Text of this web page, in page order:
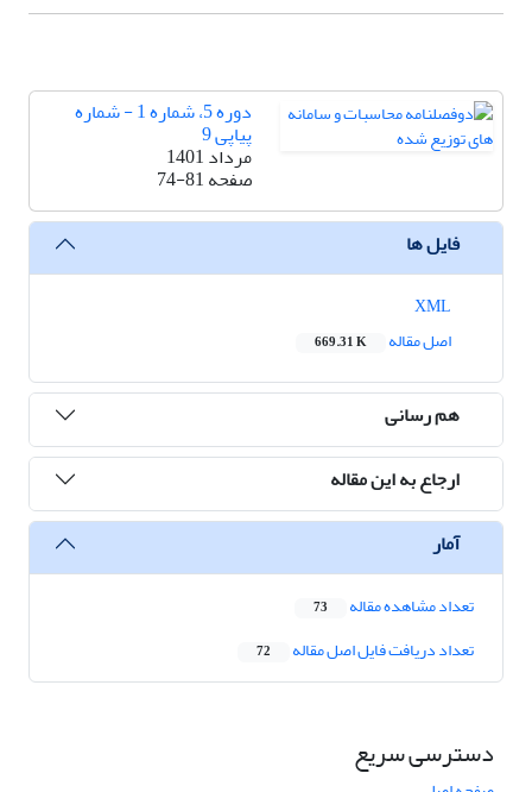
دوره 5، شماره 1 - شماره
پیاپی 9
مرداد 1401
صفحه74-81
فایل ها
اصل مقاله
669.31 K
هم رسانی
ارجاع به این مقاله
آمار
تعداد مشاهده مقاله 73
تعداد دریافت فایل اصل مقاله 72
دسترسی سریع